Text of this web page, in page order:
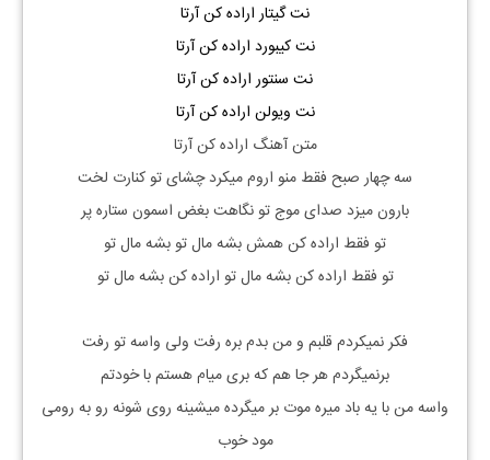
نت گیتار اراده کن آرتا
نت کیبورد اراده کن آرتا
نت سنتور اراده کن آرتا
نت ویولن اراده کن آرتا
متن آهنگ اراده کن آرتا
سه چهار صبح فقط منو اروم میکرد چشای تو کنارت لخت
بارون میزد صدای موج تو نگاهت بغض اسمون ستاره پر
تو فقط اراده کن همش بشه مال تو بشه مال تو
تو فقط اراده کن بشه مال تو اراده کن بشه مال تو
فکر نمیکردم قلبم و من بدم بره رفت ولی واسه تو رفت
برنمیگردم هر جا هم که بری میام هستم با خودتم
واسه من با یه باد میره موت بر میگرده میشینه روی شونه رو به رومی
مود خوب